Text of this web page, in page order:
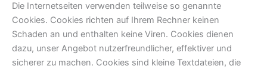
Die Internetseiten verwenden teilweise so genannte
Cookies. Cookies richten auf Ihrem Rechner keinen
Schaden an und enthalten keine Viren. Cookies dienen
dazu, unser Angebot nutzerfreundlicher, effektiver und
sicherer zu machen. Cookies sind kleine Textdateien, die